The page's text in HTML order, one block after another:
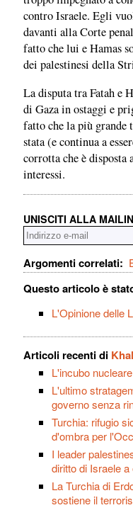
contro Israele. Egli
davanti alla Corte
fatto che lui e Hamas
dei palestinesi della
La disputa tra Fatah e
di Gaza in ostaggi e
fatto che la più
stata (e continua a
corrotta che è
interessi.
UNISCITI ALLA
Argomenti correlati:
Questo articolo è
L'Opinione delle
Articoli recenti di
L'incubo
L'ultimo
governo senza
Turchia: rifugio
d'ombra per
I leader
diritto di Israele
La Turchia di
sostiene il